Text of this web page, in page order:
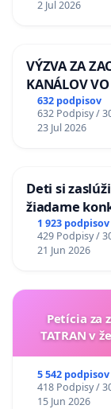
2 Jul 2026
VÝZVA ZA
KANÁLOV
na riešenie
632 podpisov
632 Podpisy /
23 Jul 2026
Deti si
žiadame
situácie v
1 923 podpisov
429 Podpisy /
21 Jun 2026
Petícia za
TATRAN v
5 542 podpisov
418 Podpisy /
15 Jun 2026